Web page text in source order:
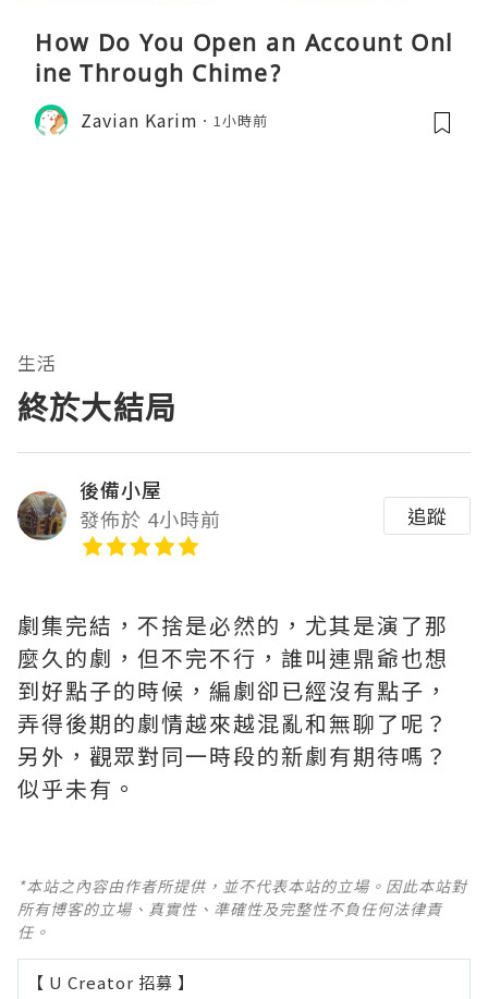
How Do You Open an Account Onl
ine Through Chime?
Zavian Karim 1小時前
生活
終於大結局
後備小屋
發佈於 4小時前
追蹤
到好點子的時候，編劇卻已經沒有點子，
弄得後期的劇情越來越混亂和無聊了呢？ ​​​
另外，觀眾對同一時段的新劇有期待嗎？